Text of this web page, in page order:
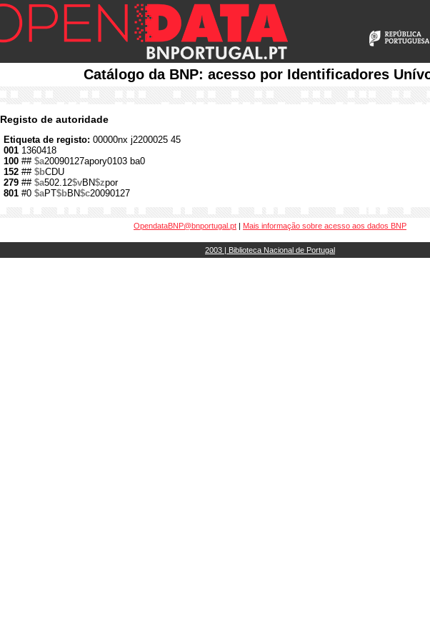
Catálogo da BNP: acesso por Identificadores
Registo de autoridade
Etiqueta de registo: 00000nx j2200025 45
001 1360418
100 ## $a20090127apory0103 ba0
152 ## $bCDU
279 ## $a502.12$vBN$zpor
801 #0 $aPT$bBN$c20090127
OpendataBNP@bnportugal.pt | Mais informação sobre acesso aos dados BNP
2003 | Biblioteca Nacional de Portugal